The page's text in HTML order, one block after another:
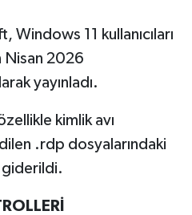
11 kullanıcıları
Nisan 2026
yayınladı.
kimlik avı
.rdp dosyalarındaki
giderildi.